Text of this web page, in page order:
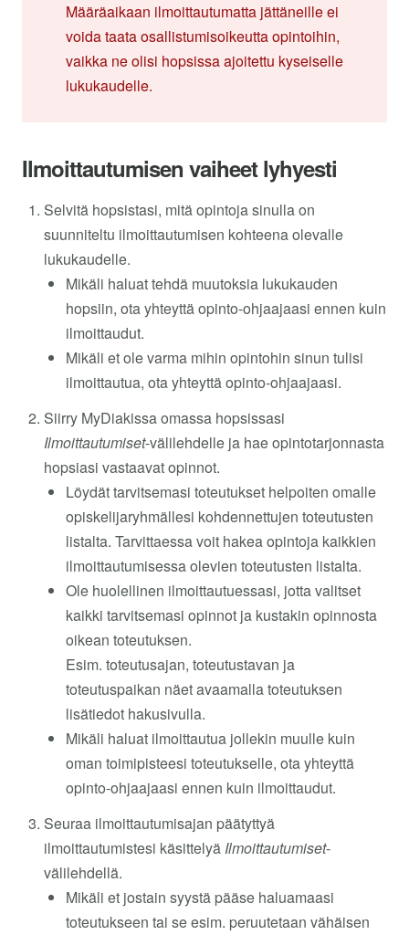
Määräaikaan ilmoittautumatta jättäneille ei
voida taata osallistumisoikeutta opintoihin,
vaikka ne olisi hopsissa ajoitettu kyseiselle
lukukaudelle.
Ilmoittautumisen vaiheet lyhyesti
Selvitä hopsistasi, mitä opintoja sinulla on
suunniteltu ilmoittautumisen kohteena olevalle
lukukaudelle.
Mikäli haluat tehdä muutoksia lukukauden
hopsiin, ota yhteyttä opinto-ohjaajaasi ennen kuin
ilmoittaudut.
Mikäli et ole varma mihin opintohin sinun tulisi
ilmoittautua, ota yhteyttä opinto-ohjaajaasi.
Siirry MyDiakissa omassa hopsissasi
Ilmoittautumiset-välilehdelle ja hae opintotarjonnasta
hopsiasi vastaavat opinnot.
Löydät tarvitsemasi toteutukset helpoiten omalle
opiskelijaryhmällesi kohdennettujen toteutusten
listalta. Tarvittaessa voit hakea opintoja kaikkien
ilmoittautumisessa olevien toteutusten listalta.
Ole huolellinen ilmoittautuessasi, jotta valitset
kaikki tarvitsemasi opinnot ja kustakin opinnosta
oikean toteutuksen.
Esim. toteutusajan, toteutustavan ja
toteutuspaikan näet avaamalla toteutuksen
lisätiedot hakusivulla.
Mikäli haluat ilmoittautua jollekin muulle kuin
oman toimipisteesi toteutukselle, ota yhteyttä
opinto-ohjaajaasi ennen kuin ilmoittaudut.
Seuraa ilmoittautumisajan päätyttyä
ilmoittautumistesi käsittelyä Ilmoittautumiset-
välilehdellä.
Mikäli et jostain syystä pääse haluamaasi
toteutukseen tai se esim. peruutetaan vähäisen